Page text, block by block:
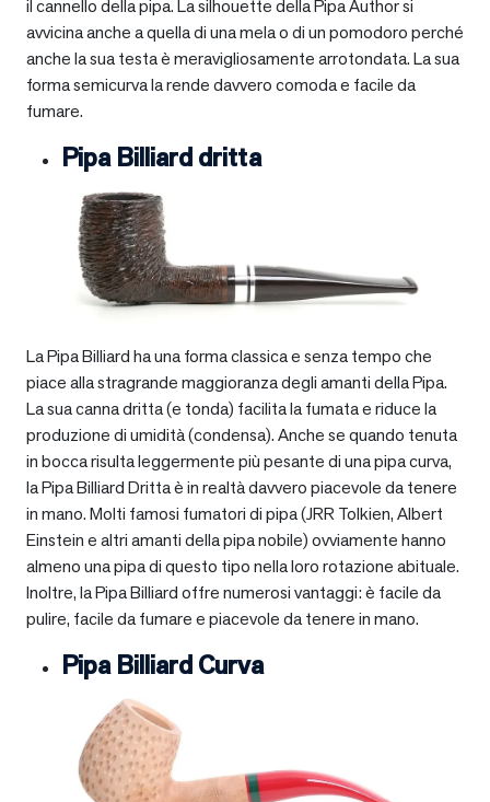
il cannello della pipa. La silhouette della Pipa Author si
avvicina anche a quella di una mela o di un pomodoro perché
anche la sua testa è meravigliosamente arrotondata. La sua
forma semicurva la rende davvero comoda e facile da
fumare.
Pipa Billiard dritta
La Pipa Billiard ha una forma classica e senza tempo che
piace alla stragrande maggioranza degli amanti della Pipa.
La sua canna dritta (e tonda) facilita la fumata e riduce la
produzione di umidità (condensa). Anche se quando tenuta
in bocca risulta leggermente più pesante di una pipa curva,
la Pipa Billiard Dritta è in realtà davvero piacevole da tenere
in mano. Molti famosi fumatori di pipa (JRR Tolkien, Albert
Einstein e altri amanti della pipa nobile) ovviamente hanno
almeno una pipa di questo tipo nella loro rotazione abituale.
Inoltre, la Pipa Billiard offre numerosi vantaggi: è facile da
pulire, facile da fumare e piacevole da tenere in mano.
Pipa Billiard Curva